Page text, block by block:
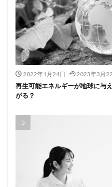
2022年1月24日 2023年3月
再生可能エネルギーが地球に与
がる？